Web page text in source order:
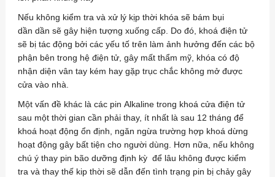
Nếu không kiểm tra và xử lý kịp thời khóa sẽ bám bụi
dần dần sẽ gây hiện tượng xuống cấp. Do đó, khoá điện tử
sẽ bị tác động bởi các yếu tố trên làm ảnh hưởng đến các bộ
phận bên trong hệ điện tử, gây mất thẩm mỹ, khóa có độ
nhận diện vân tay kém hay gặp trục chắc không mở được
cửa vào nhà.
Một vấn đề khác là các pin Alkaline trong khoá cửa điện tử
sau một thời gian cần phải thay, ít nhất là sau 12 tháng để
khoá hoạt động ổn định, ngăn ngừa trường hợp khoá dừng
hoạt động gây bất tiện cho người dùng. Hơn nữa, nếu không
chú ý thay pin bão dưỡng định kỳ để lâu không được kiểm
tra và thay thế kip thời sẽ dẫn đến tình trạng pin bị chảy gây